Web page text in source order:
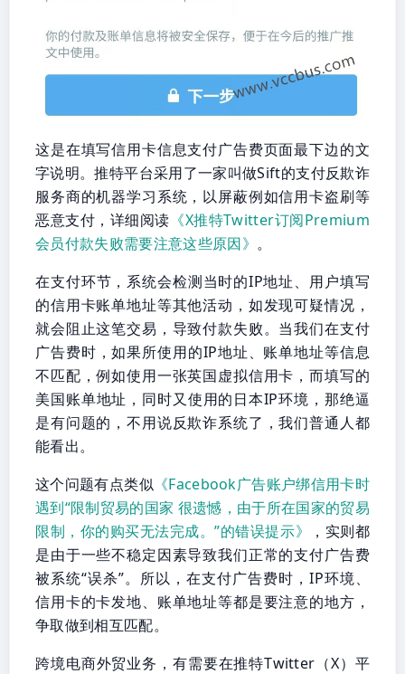
这是在填写信用卡信息支付广告费页面最下边的文
字说明。推特平台采用了一家叫做Sift的支付反欺诈
服务商的机器学习系统，以屏蔽例如信用卡盗刷等
恶意支付，详细阅读 《X推特Twitter订阅Premium
会员付款失败需要注意这些原因》 。
在支付环节，系统会检测当时的IP地址、用户填写
的信用卡账单地址等其他活动，如发现可疑情况，
就会阻止这笔交易，导致付款失败。当我们在支付
广告费时，如果所使用的IP地址、账单地址等信息
不匹配，例如使用一张英国虚拟信用卡，而填写的
美国账单地址，同时又使用的日本IP环境，那绝逼
是有问题的，不用说反欺诈系统了，我们普通人都
能看出。
这个问题有点类似《Facebook广告账户绑信用卡时
遇到“限制贸易的国家 很遗憾，由于所在国家的贸易
限制，你的购买无法完成。”的错误提示》
，实则都
是由于一些不稳定因素导致我们正常的支付广告费
被系统“误杀”。所以，在支付广告费时，IP环境、
信用卡的卡发地、账单地址等都是要注意的地方，
争取做到相互匹配。
跨境电商外贸业务，有需要在推特Twitter（X）平